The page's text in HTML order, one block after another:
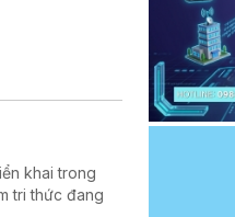
khai trong
tri thức đang